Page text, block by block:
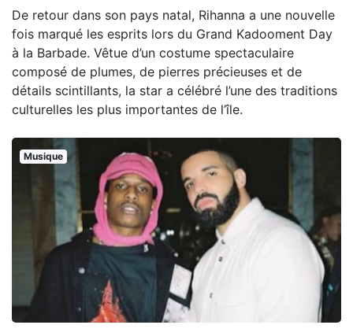
De retour dans son pays natal, Rihanna a une nouvelle
fois marqué les esprits lors du Grand Kadooment Day
à la Barbade. Vêtue d’un costume spectaculaire
composé de plumes, de pierres précieuses et de
détails scintillants, la star a célébré l’une des traditions
culturelles les plus importantes de l’île.
Musique